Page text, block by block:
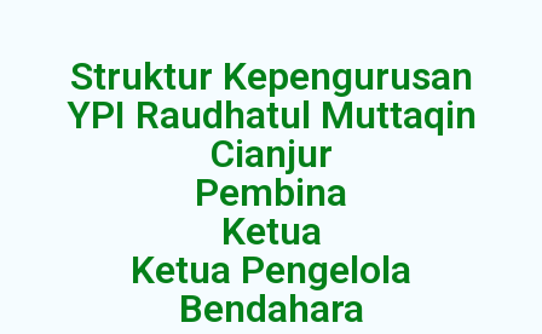
Struktur Kepengurusan
YPI Raudhatul Muttaqin
Cianjur
Pembina
Ketua
Ketua Pengelola
Bendahara